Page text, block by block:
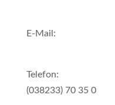
E-Mail:
Telefon:
(038233) 70 35 0